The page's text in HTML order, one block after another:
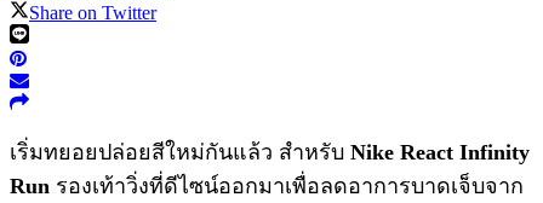
Share on Twitter
เริ่มทยอยปล่อยสีใหม่กันแล้ว สำหรับ Nike React Infinity
Run รองเท้าวิ่งที่ดีไซน์ออกมาเพื่อลดอาการบาดเจ็บจาก